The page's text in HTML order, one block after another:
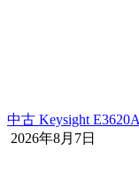
中古 Keysight
2026年8月7日